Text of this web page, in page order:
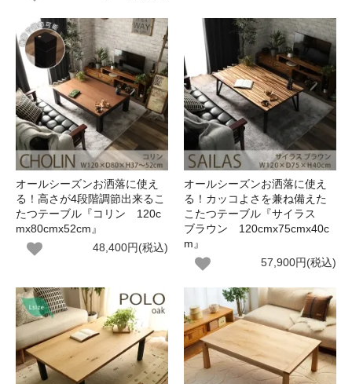
オールシーズンお洒落に使え
る！高さが4段階調節出来るこ
たつテーブル『コリン 120c
mx80cmx52cm』
48,400円(税込)
オールシーズンお洒落に使え
る！カッコよさを兼ね備えた
こたつテーブル『サイラス
ブラウン 120cmx75cmx40c
m』
57,900円(税込)